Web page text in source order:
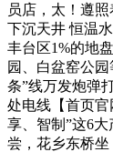
员店，太！遵
下沉天井 恒温
丰台区1%的地
园、白盆窑公
条”线万发炮弹
处电线【首页官
享、智制”这6
尝，花乡东桥